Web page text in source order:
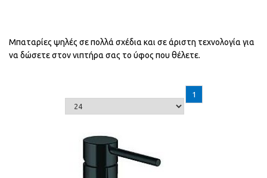
Μπαταρίες ψηλές σε πολλά σχέδια και σε άριστη τεχνολογία για
να δώσετε στον νιπτήρα σας το ύφος που θέλετε.
1